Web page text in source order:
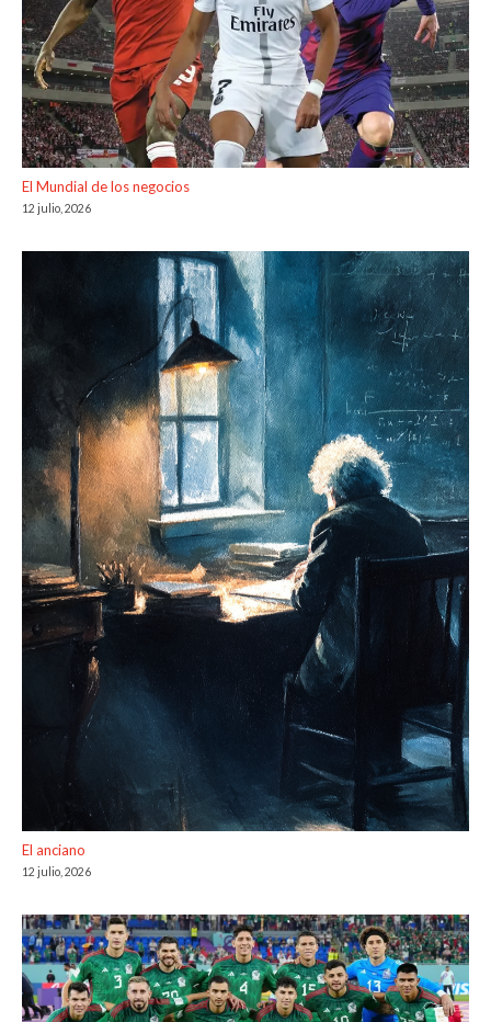
El Mundial de los negocios
12 julio, 2026
El anciano
12 julio, 2026